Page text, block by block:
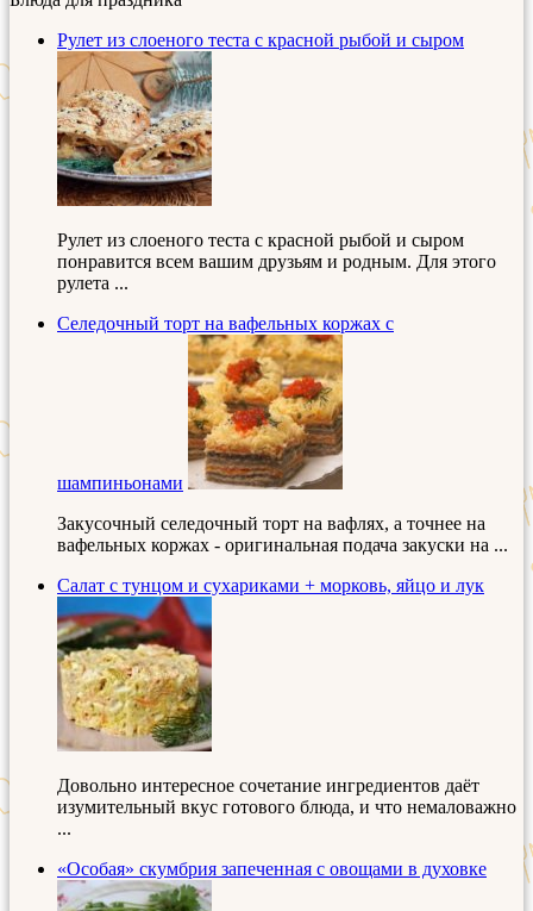
Рулет из слоеного теста с красной рыбой и сыром
Рулет из слоеного теста с красной рыбой и сыром
понравится всем вашим друзьям и родным. Для этого
рулета ...
Селедочный торт на вафельных коржах с
шампиньонами
Закусочный селедочный торт на вафлях, а точнее на
вафельных коржах - оригинальная подача закуски на ...
Салат с тунцом и сухариками + морковь, яйцо и лук
Довольно интересное сочетание ингредиентов даёт
изумительный вкус готового блюда, и что немаловажно
...
«Особая» скумбрия запеченная с овощами в духовке